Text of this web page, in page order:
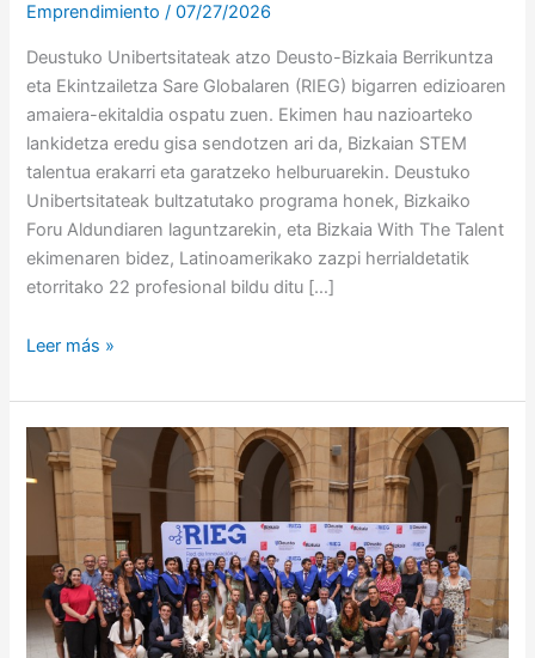
Emprendimiento/07/27/2026
Deustuko Unibertsitateak atzo Deusto-Bizkaia Berrikuntza
eta Ekintzailetza Sare Globalaren (RIEG) bigarren edizioaren
amaiera-ekitaldia ospatu zuen. Ekimen hau nazioarteko
lankidetza eredu gisa sendotzen ari da, Bizkaian STEM
talentua erakarri eta garatzeko helburuarekin. Deustuko
Unibertsitateak bultzatutako programa honek, Bizkaiko
Foru Aldundiaren laguntzarekin, eta Bizkaia With The Talent
ekimenaren bidez, Latinoamerikako zazpi herrialdetatik
etorritako 22 profesional bildu ditu […]
Leer más »
Red
Innovación
y
Emprendimiento
Global
Deusto-